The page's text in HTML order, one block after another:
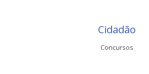
Cidadão
Concursos